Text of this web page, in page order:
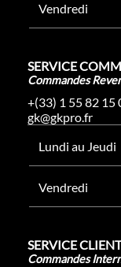
Vendredi
SERVICE
Commandes
+(33) 1 55 82 15
gk@gkpro.fr
Lundi au Jeudi
Vendredi
SERVICE CLIENT
Commandes